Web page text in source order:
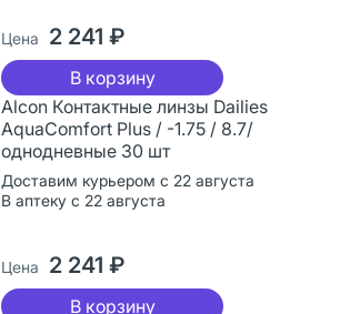
Цена 2 241 ₽
В корзину
Alcon Контактные линзы Dailies
AquaComfort Plus / -1.75 / 8.7/
однодневные 30 шт
Доставим курьером с 22 августа
В аптеку с 22 августа
Цена 2 241 ₽
В корзину